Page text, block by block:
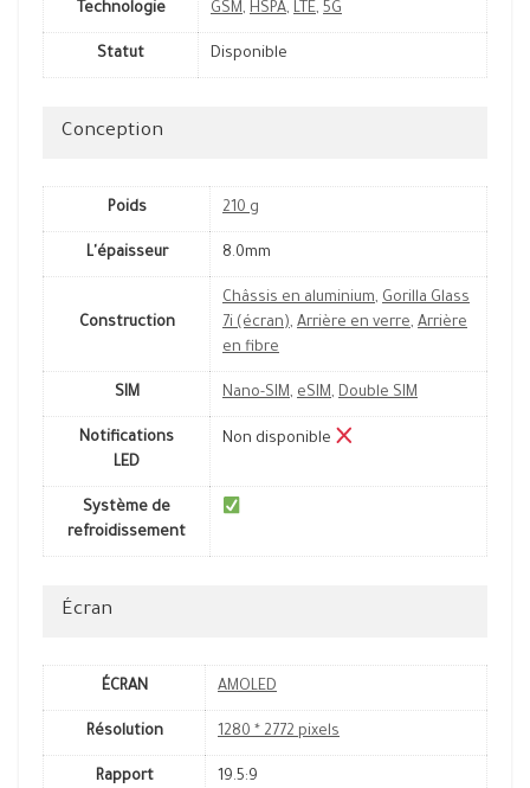
Technologie GSM, HSPA, LTE, 5G
Statut Disponible
Conception
Poids 210 g
L'épaisseur 8.0mm
Construction
Châssis en aluminium, Gorilla Glass
7i (écran), Arrière en verre, Arrière
en fibre
SIM Nano-SIM, eSIM, Double SIM
Notifications
LED
Non disponible
Système de
refroidissement
Écran
ÉCRAN AMOLED
Résolution 1280 * 2772 pixels
Rapport 19.5:9